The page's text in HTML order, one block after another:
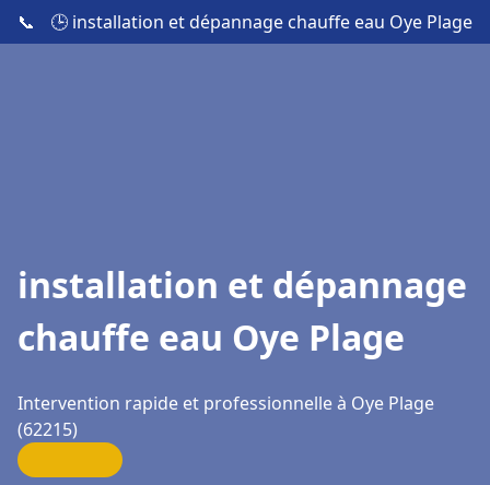
📞 🕒 installation et dépannage chauffe eau Oye Plage
installation et dépannage
chauffe eau Oye Plage
Intervention rapide et professionnelle à Oye Plage
(62215)